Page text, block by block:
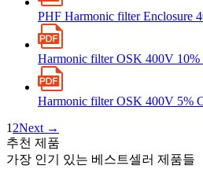
PHF Harmonic filter Enclosure
Harmonic filter OSK 400V 10%
Harmonic filter OSK 400V 5%
1 2Next →
추천 제품
가장 인기 있는 베스트셀러 제품들